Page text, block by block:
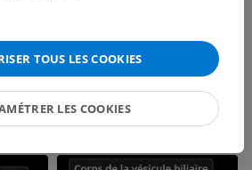
TOUS LES COOKIES
LES COOKIES